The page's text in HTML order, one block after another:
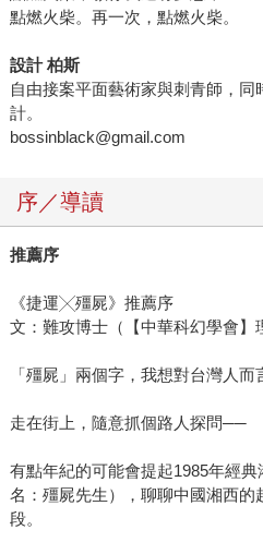
點燃火柴。再一次，點燃火柴。
設計 柏斯
自由接案平面藝術家與刺青師，
計。
bossinblack@gmail.com
序／導讀
推薦序
《捷運╳殭屍》推薦序
文：難攻博士（【中華科幻學會】
「殭屍」兩個字，我想對台灣人而
走在街上，隨意抓個路人探問──
有點年紀的可能會提起1985年經
名：殭屍先生），聊聊中國湘西的
段。